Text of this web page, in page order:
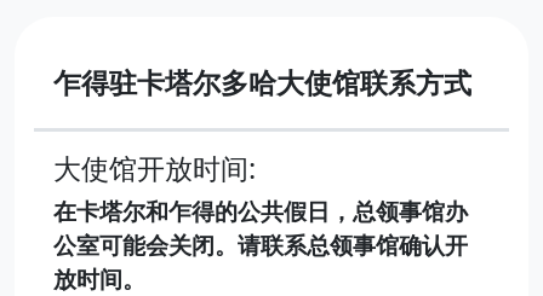
乍得驻卡塔尔多哈大使馆联系方式
大使馆开放时间:
在卡塔尔和乍得的公共假日，总领事馆办
公室可能会关闭。请联系总领事馆确认开
放时间。